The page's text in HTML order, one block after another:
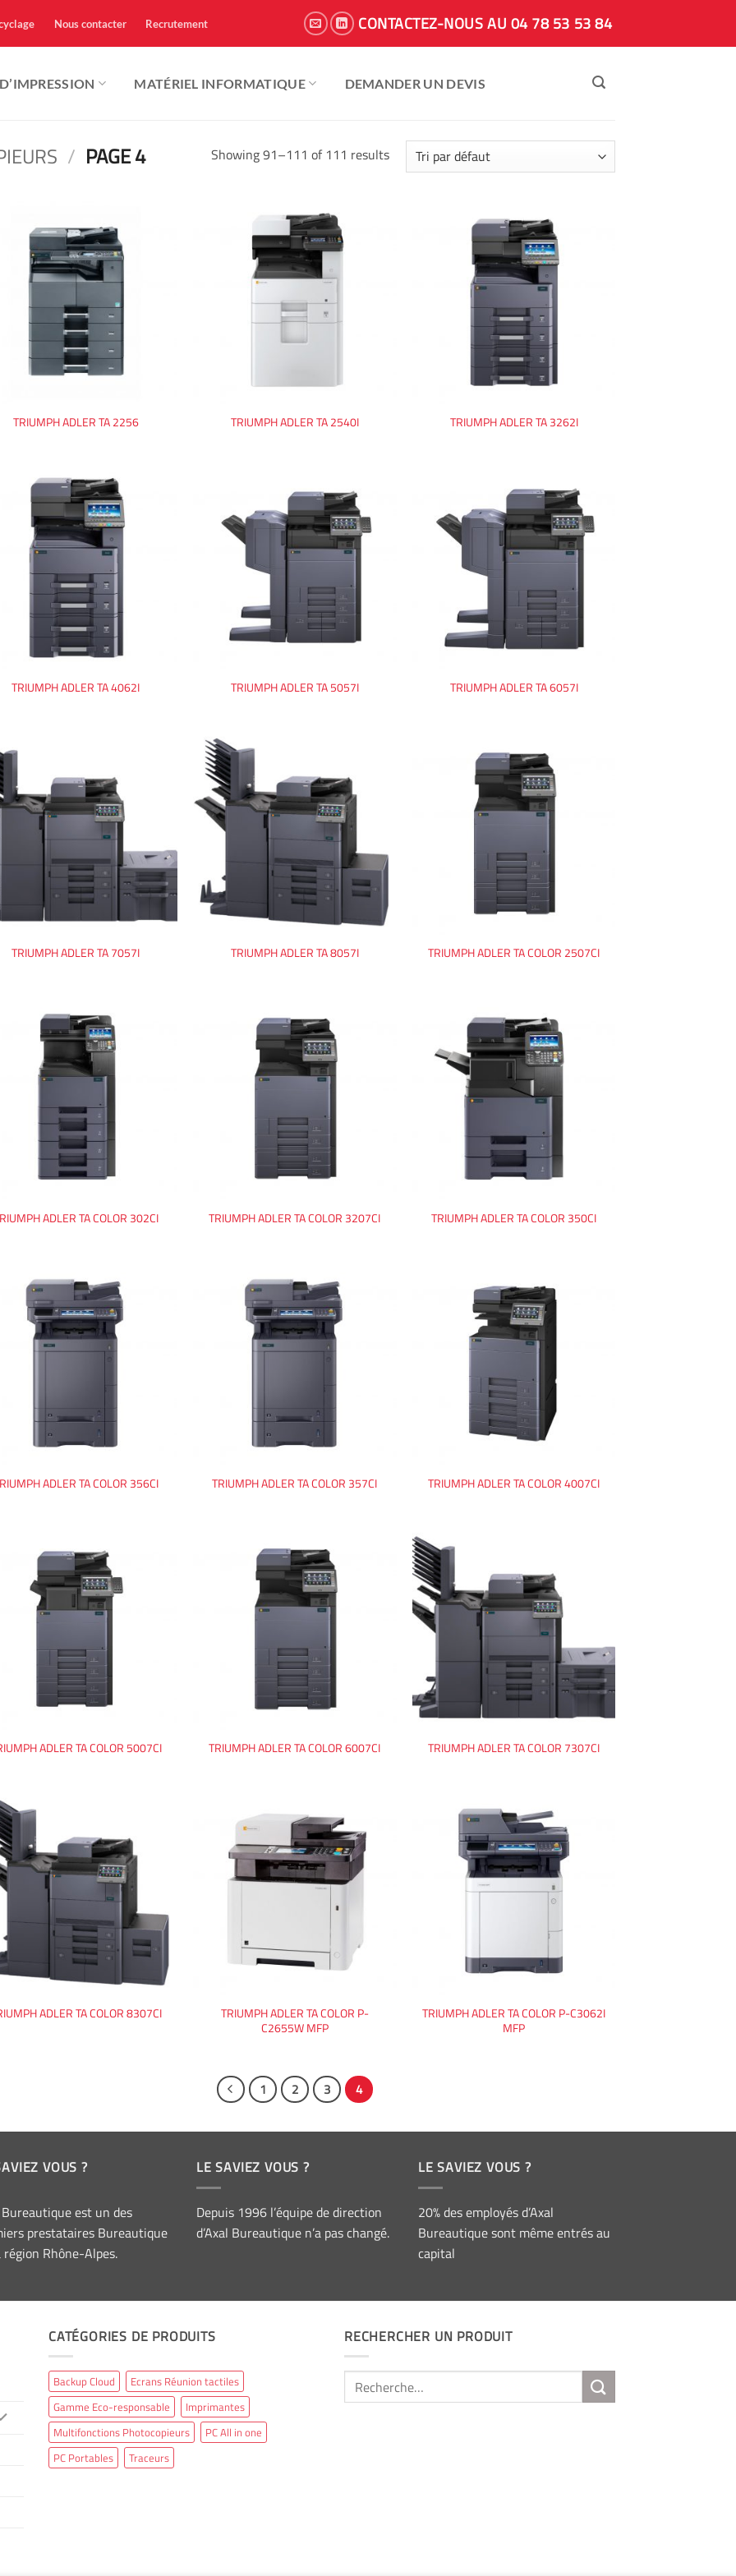
Nous contacter Recrutement CONTACTEZ-NOUS AU 04 78 53 53 84
MATÉRIEL INFORMATIQUE DEMANDER UN DEVIS
/ PAGE 4 Showing 91–111 of 111 results
TRIUMPH ADLER TA 2256 TRIUMPH ADLER TA 2540I TRIUMPH ADLER TA 3262I
TRIUMPH ADLER TA 4062I TRIUMPH ADLER TA 5057I TRIUMPH ADLER TA 6057I
TRIUMPH ADLER TA 7057I TRIUMPH ADLER TA 8057I TRIUMPH ADLER TA COLOR 2507CI
ADLER TA COLOR 302CI TRIUMPH ADLER TA COLOR 3207CI TRIUMPH ADLER TA COLOR 350CI
ADLER TA COLOR 356CI TRIUMPH ADLER TA COLOR 357CI TRIUMPH ADLER TA COLOR 4007CI
ADLER TA COLOR 5007CI TRIUMPH ADLER TA COLOR 6007CI TRIUMPH ADLER TA COLOR 7307CI
ADLER TA COLOR 8307CI
TRIUMPH ADLER TA COLOR P-
C2655W MFP
TRIUMPH ADLER TA COLOR P-C3062I
MFP
1 2 3 4
VOUS ?
est un des
prestataires Bureautique
région Rhône-Alpes.
LE SAVIEZ VOUS ?
Depuis 1996 l’équipe de direction
d’Axal Bureautique n’a pas changé.
LE SAVIEZ VOUS ?
20% des employés d’Axal
Bureautique sont même entrés au
capital
CATÉGORIES DE PRODUITS
Backup Cloud
Ecrans Réunion tactiles
Gamme Eco-responsable
Imprimantes
Multifonctions Photocopieurs
PC All in one
PC Portables
Traceurs
RECHERCHER UN PRODUIT
Recherche
pour :